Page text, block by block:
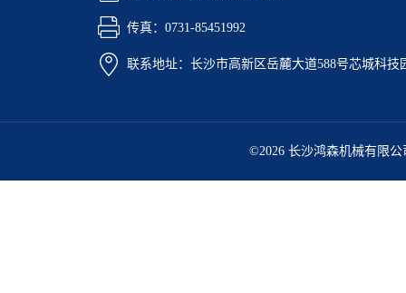
传真：0731-85451992
联系地址：长沙市高新区岳麓大道588号芯城科技
©2026 长沙鸿森机械有限